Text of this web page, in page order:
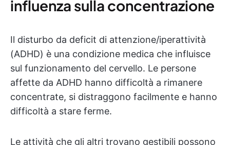
influenza sulla concentrazione
Il disturbo da deficit di attenzione/iperattività
(ADHD) è una condizione medica che influisce
sul funzionamento del cervello. Le persone
affette da ADHD hanno difficoltà a rimanere
concentrate, si distraggono facilmente e hanno
difficoltà a stare ferme.
Le attività che gli altri trovano gestibili possono